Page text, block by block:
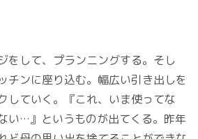
をして、プランニングする。そし
チンに座り込む。幅広い引き出しを
していく。『これ、いま使ってな
い…』というものが出てくる。昨年